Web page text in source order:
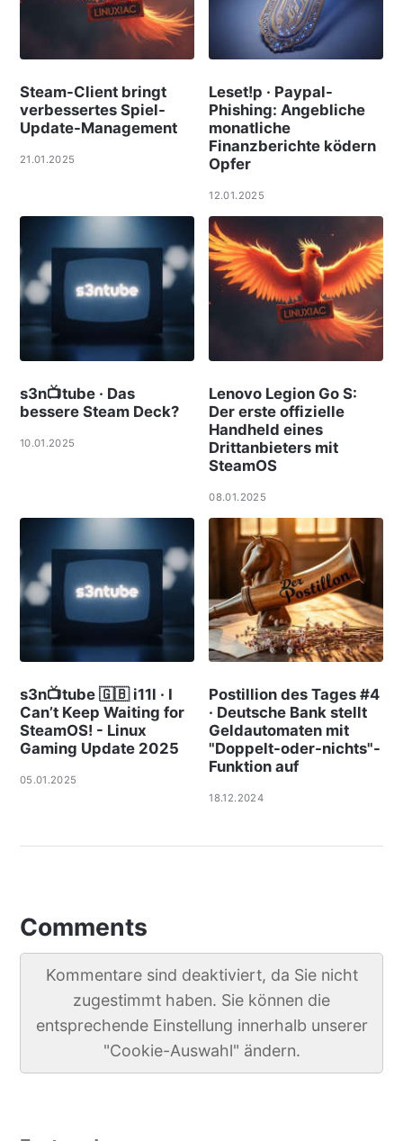
Steam-Client bringt
verbessertes Spiel-
Update-Management
21.01.2025
Leset!p · Paypal-
Phishing: Angebliche
monatliche
Finanzberichte ködern
Opfer
12.01.2025
s3n📺tube · Das
bessere Steam Deck?
10.01.2025
Lenovo Legion Go S:
Der erste offizielle
Handheld eines
Drittanbieters mit
SteamOS
08.01.2025
s3n📺tube 🇬🇧 i11l · I
Can’t Keep Waiting for
SteamOS! - Linux
Gaming Update 2025
05.01.2025
Postillion des Tages #4
· Deutsche Bank stellt
Geldautomaten mit
"Doppelt-oder-nichts"-
Funktion auf
18.12.2024
Comments
Kommentare sind deaktiviert, da Sie nicht
zugestimmt haben. Sie können die
entsprechende Einstellung innerhalb unserer
"Cookie-Auswahl" ändern.